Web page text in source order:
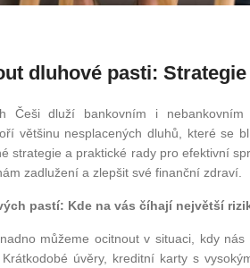
dluhové pasti:
Češi dluží bankovním i
většinu nesplacených dluhů, které se
strategie a praktické rady pro efektivní
zadlužení a zlepšit své finanční zdraví.
pastí: Kde na vás číhají největší
můžeme ocitnout v situaci, kdy
úvěry, kreditní karty s